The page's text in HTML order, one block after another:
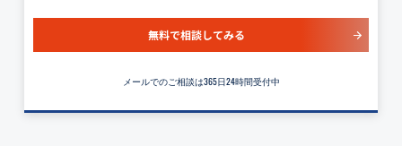
無料で相談してみる
メールでのご相談は365日24時間受付中